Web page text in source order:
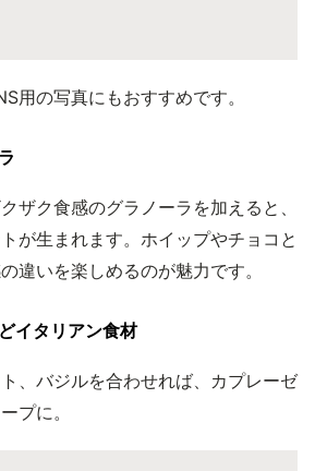
用の写真にもおすすめです。
ザク食感のグラノーラを加えると、
が生まれます。ホイップやチョコと
違いを楽しめるのが魅力です。
イタリアン食材
、バジルを合わせれば、カプレーゼ
プに。